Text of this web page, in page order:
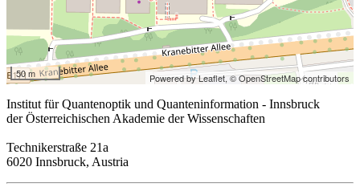
50 m Powered by Leaflet,© OpenStreetMap contributors
Institut für Quantenoptik und Quanteninformation - Innsbruck
der Österreichischen Akademie der Wissenschaften
Technikerstraße 21a
6020 Innsbruck, Austria